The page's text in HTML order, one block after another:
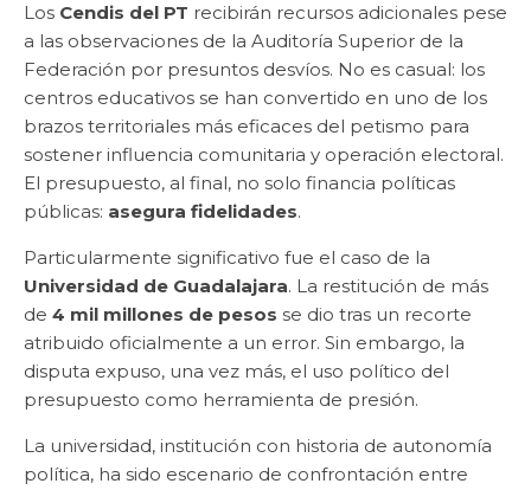
Los Cendis del PT recibirán recursos adicionales pese
a las observaciones de la Auditoría Superior de la
Federación por presuntos desvíos. No es casual: los
centros educativos se han convertido en uno de los
brazos territoriales más eficaces del petismo para
sostener influencia comunitaria y operación electoral.
El presupuesto, al final, no solo financia políticas
públicas: asegura fidelidades.
Particularmente significativo fue el caso de la
Universidad de Guadalajara. La restitución de más
de 4 mil millones de pesos se dio tras un recorte
atribuido oficialmente a un error. Sin embargo, la
disputa expuso, una vez más, el uso político del
presupuesto como herramienta de presión.
La universidad, institución con historia de autonomía
política, ha sido escenario de confrontación entre